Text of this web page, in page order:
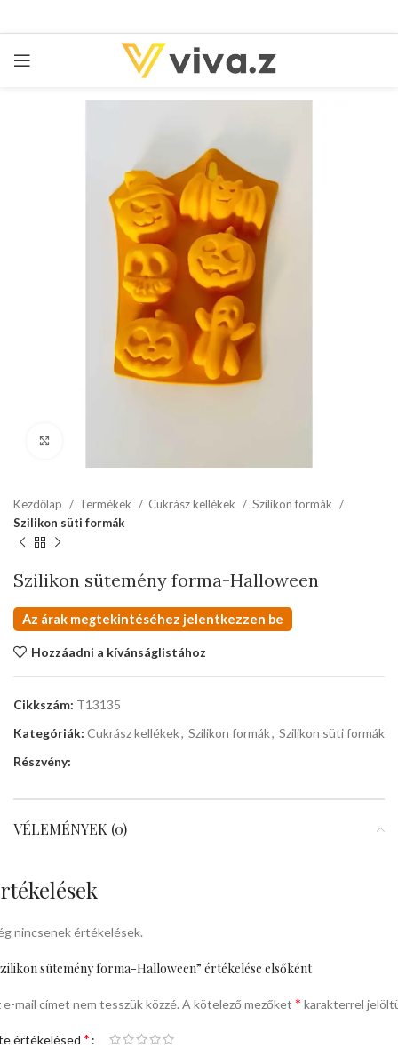
Kezdőlap Termékek Cukrász kellékek
Szilikon formák
Szilikon süti formák
Szilikon sütemény forma-Halloween
Az árak megtekintéséhez jelentkezzen be
Hozzáadni a kívánságlistához
Cikkszám: T13135
Kategóriák: Cukrász kellékek, Szilikon formák, Szilikon süti formák
Részvény:
VÉLEMÉNYEK (0)
nincsenek értékelések.
sütemény forma-Halloween” értékelése elsőként
e-mail címet nem tesszük közzé. A kötelező mezőket * karakterrel
értékelésed *